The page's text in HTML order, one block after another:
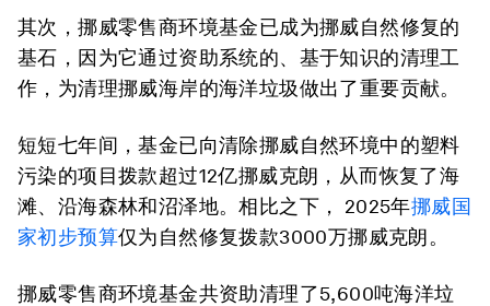
其次，挪威零售商环境基金已成为挪威自然修复的
基石，因为它通过资助系统的、基于知识的清理工
作，为清理挪威海岸的海洋垃圾做出了重要贡献。
短短七年间，基金已向清除挪威自然环境中的塑料
污染的项目拨款超过12亿挪威克朗，从而恢复了海
滩、沿海森林和沼泽地。相比之下， 2025年挪威国
家初步预算仅为自然修复拨款3000万挪威克朗。
挪威零售商环境基金共资助清理了5,600吨海洋垃